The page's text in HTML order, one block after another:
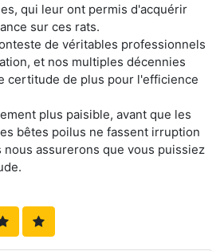
qui leur ont permis d'acquérir
sur ces rats.
de véritables professionnels
et nos multiples décennies
certitude de plus pour l'efficience
plus paisible, avant que les
bêtes poilus ne fassent irruption
nous assurerons que vous puissiez